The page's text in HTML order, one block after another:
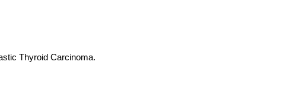
Thyroid Carcinoma.